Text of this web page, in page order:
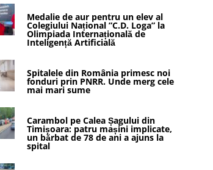
Medalie de aur pentru un elev al
Colegiului Național ”C.D. Loga” la
Olimpiada Internațională de
Inteligență Artificială
Spitalele din România primesc noi
fonduri prin PNRR. Unde merg cele
mai mari sume
Carambol pe Calea Șagului din
Timișoara: patru mașini implicate,
un bărbat de 78 de ani a ajuns la
spital